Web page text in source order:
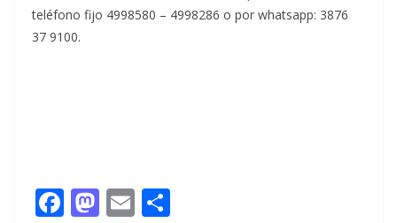
teléfono fijo 4998580 – 4998286 o por whatsapp: 3876
37 9100.
F M E